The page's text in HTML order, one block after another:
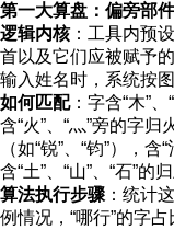
第一大算盘：偏旁部
逻辑内核：工具内预
首以及它们应被赋予
输入姓名时，系统按
如何匹配：字含“木”、
含“火”、“灬”旁的字归
（如“锐”、“钧”），含
含“土”、“山”、“石”的
算法执行步骤 ：统计
例情况，“哪行”的字